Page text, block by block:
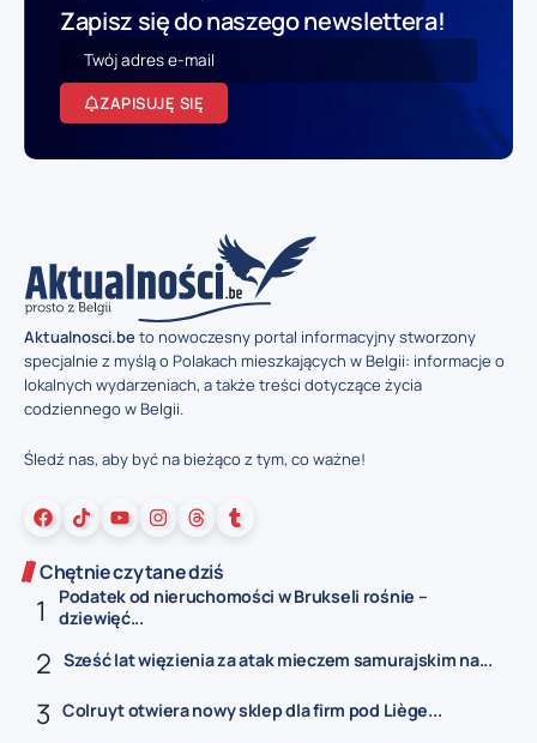
Zapisz się do naszego newslettera!
ZAPISUJĘ SIĘ
Aktualnosci.beto nowoczesny portal informacyjny stworzony
specjalnie z myślą o Polakach mieszkających w Belgii: informacje o
lokalnych wydarzeniach, a także treści dotyczące życia
codziennego w Belgii.
Śledź nas, aby być na bieżąco z tym, co ważne!
Chętnie czytane dziś
Podatek od nieruchomości w Brukseli rośnie –
dziewięć...
Sześć lat więzienia za atak mieczem samurajskim na...
Colruyt otwiera nowy sklep dla firm pod Liège...